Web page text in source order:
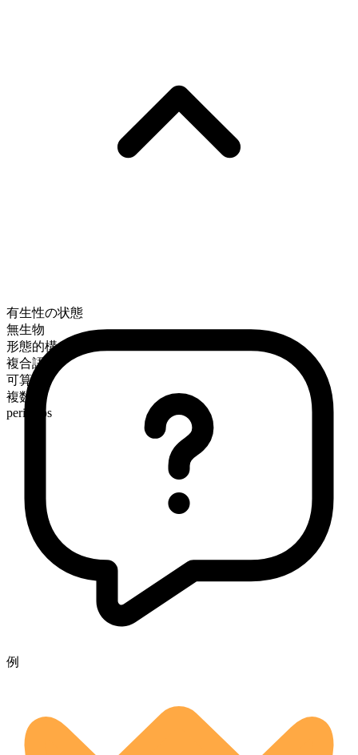
有生性の状態
無生物
形態的構成
複合語
可算
複数形
pericarps
例